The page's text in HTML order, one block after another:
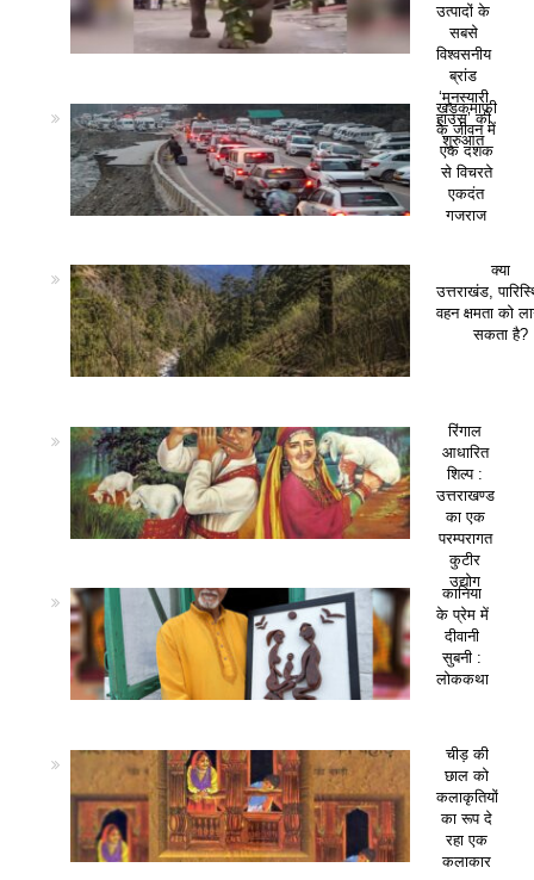
उत्पादों के
सबसे
विश्वसनीय
ब्रांड
‘मुनस्यारी
हाउस’ की
शुरुआत
खड़कमाफी
के जीवन में
एक दशक
से विचरते
एकदंत
गजराज
क्या
उत्तराखंड,
वहन क्षमता को
सकता है?
रिंगाल
आधारित
शिल्प :
उत्तराखण्ड
का एक
परम्परागत
कुटीर
उद्योग
कानिया
के प्रेम में
दीवानी
सुबनी :
लोककथा
चीड़ की
छाल को
कलाकृतियों
का रूप दे
रहा एक
कलाकार